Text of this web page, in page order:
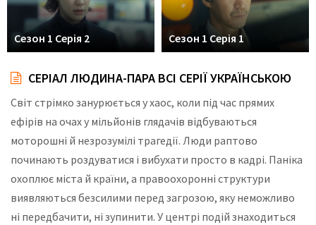
Сезон 1 Серія 2 Сезон 1 Серія 1
СЕРІАЛ ЛЮДИНА-ПАРА ВСІ СЕРІЇ УКРАЇНСЬКОЮ
Світ стрімко занурюється у хаос, коли під час прямих
ефірів на очах у мільйонів глядачів відбуваються
моторошні й незрозумілі трагедії. Люди раптово
починають роздуватися і вибухати просто в кадрі. Паніка
охоплює міста й країни, а правоохоронні структури
виявляються безсилими перед загрозою, яку неможливо
ні передбачити, ні зупинити. У центрі подій знаходиться